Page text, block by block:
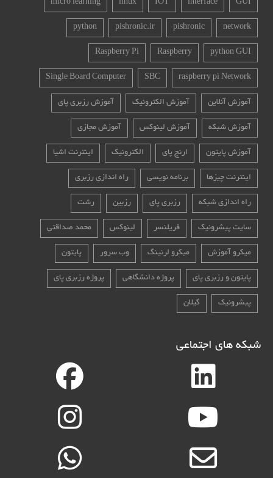
GUI
interface
IOT
linux
micro learning
network
pishronic
pishronic.ir
python
python GUI
Raspberry
Raspberry Pi
raspberry pi Network
SBC
Single Board Computer
آموزش آنلاین آموزش الکترونیک آموزش رزبری پای
آموزش شبکه آموزش لینوکس آموزش مجازی
آموزش پایتون ارنج پای الکترونیک اینترنت اشیا
اینترنت چیزها برنامه نویسی راه اندازی رزبری
راه اندازی شبکه رزبری پای رزبین رشت
سایت پیشرونیک فریلنسر لینوکس محمد صداقتی
میکرو آموزش میکرو لرنینگ وب سرور پایتون
پایتون و رزبری پای پروژه دانشگاهی پروژه رزبری پای
پیشرونیک گیلان
شبکه های اجتماعی